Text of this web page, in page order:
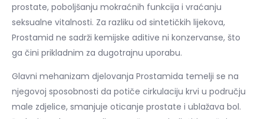
prostate, poboljšanju mokraćnih funkcija i vraćanju
seksualne vitalnosti. Za razliku od sintetičkih lijekova,
Prostamid ne sadrži kemijske aditive ni konzervanse, što
ga čini prikladnim za dugotrajnu uporabu.
Glavni mehanizam djelovanja Prostamida temelji se na
njegovoj sposobnosti da potiče cirkulaciju krvi u području
male zdjelice, smanjuje oticanje prostate i ublažava bol.